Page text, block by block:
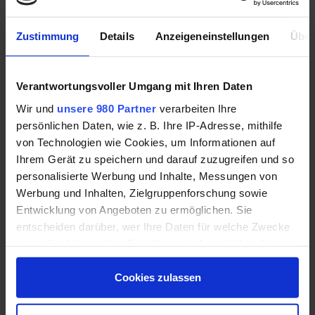
Zustimmung Details Anzeigeneinstellungen
Verantwortungsvoller Umgang mit Ihren Daten
Wir und unsere 980 Partner verarbeiten Ihre
persönlichen Daten, wie z. B. Ihre IP-Adresse, mithilfe
von Technologien wie Cookies, um Informationen auf
Ihrem Gerät zu speichern und darauf zuzugreifen und so
personalisierte Werbung und Inhalte, Messungen von
Werbung und Inhalten, Zielgruppenforschung sowie
Entwicklung von Angeboten zu ermöglichen. Sie
entscheiden darüber, wer Ihre Daten für welche Zwecke
Cookie-Erklärung oder durch Klicken auf das Privacy
Trigger Symbol ändern oder widerrufen
Cookies zulassen
einer Besprechung/Telefonat klären werden), können Sie ihre
Selbstständigkeit auch im Insolvenzverfahren fortsetzen. Je
nach Voraussetzungen ist dies durch das Regel- oder
Verbraucherinsolvenzverfahren möglich.
Voraussetzungen der Verbraucherinsolvenz:
ehemals selbständig ,
nicht mehr als 19 Gläubiger,
keine Forderungen aus Arbeitnehmerverhältnissen.
Liegen diese Voraussetzungen nicht vor, kommt das
Regelinsolvenzverfahren in Betracht. Für unsere Leistungen
ausgeglichen werden. Ratenzahlungen sind möglich. Die
entstehenden Kosten orientieren sich an den Beträgen, welche